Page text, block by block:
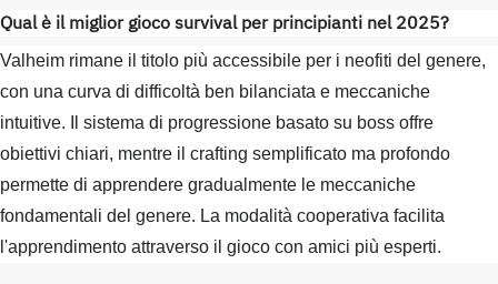
Qual è il miglior gioco survival per principianti nel 2025?
Valheim rimane il titolo più accessibile per i neofiti del genere,
con una curva di difficoltà ben bilanciata e meccaniche
intuitive. Il sistema di progressione basato su boss offre
obiettivi chiari, mentre il crafting semplificato ma profondo
permette di apprendere gradualmente le meccaniche
fondamentali del genere. La modalità cooperativa facilita
l'apprendimento attraverso il gioco con amici più esperti.